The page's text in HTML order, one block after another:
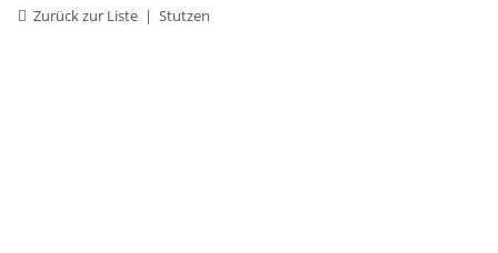
Zurück zur Liste Stutzen